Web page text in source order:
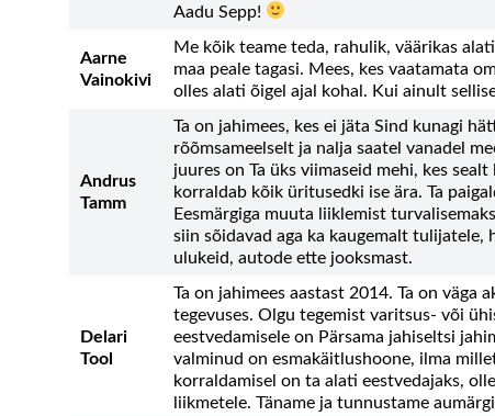
Aadu Sepp!
Aarne
Vainokivi
Me kõik teame teda, rahulik, väärikas
maa peale tagasi. Mees, kes vaatamata
olles alati õigel ajal kohal. Kui ainult
Andrus
Tamm
Ta on jahimees, kes ei jäta Sind kunagi
rõõmsameelselt ja nalja saatel vanadel
juures on Ta üks viimaseid mehi, kes
korraldab kõik üritusedki ise ära. Ta
Eesmärgiga muuta liiklemist
siin sõidavad aga ka kaugemalt tulijatele,
ulukeid, autode ette jooksmast.
Delari
Tool
Ta on jahimees aastast 2014. Ta on väga
tegevuses. Olgu tegemist varitsus- või
eestvedamisele on Pärsama jahiseltsi
valminud on esmakäitlushoone, ilma
korraldamisel on ta alati eestvedajaks,
liikmetele. Täname ja tunnustame